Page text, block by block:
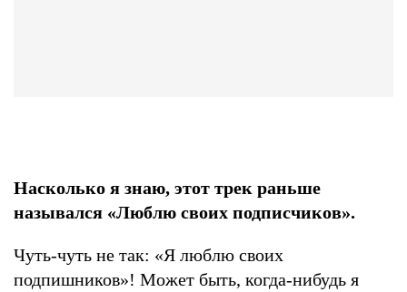
Насколько я знаю, этот трек раньше
назывался «Люблю своих подписчиков».
Чуть-чуть не так: «Я люблю своих
подпишников»! Может быть, когда-нибудь я